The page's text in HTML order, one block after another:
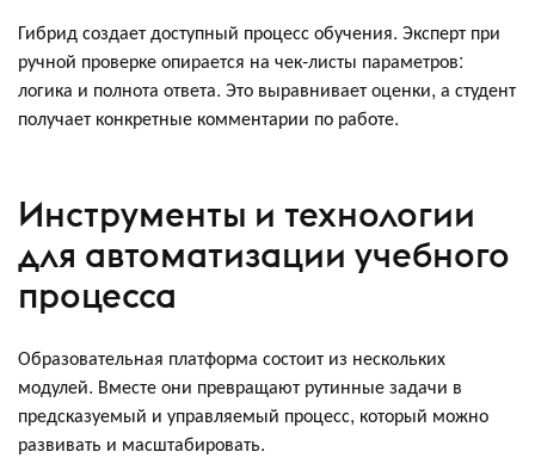
Гибрид создает доступный процесс обучения. Эксперт при
ручной проверке опирается на чек-листы параметров:
логика и полнота ответа. Это выравнивает оценки, а студент
получает конкретные комментарии по работе.
Инструменты и технологии
для автоматизации учебного
процесса
Образовательная платформа состоит из нескольких
модулей. Вместе они превращают рутинные задачи в
предсказуемый и управляемый процесс, который можно
развивать и масштабировать.